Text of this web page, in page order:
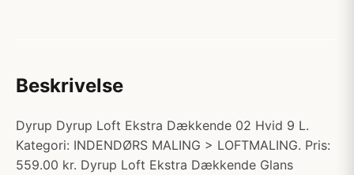
Beskrivelse
Dyrup Dyrup Loft Ekstra Dækkende 02 Hvid 9 L.
Kategori: INDENDØRS MALING > LOFTMALING. Pris:
559.00 kr. Dyrup Loft Ekstra Dækkende Glans